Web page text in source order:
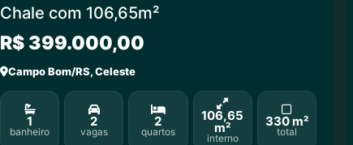
Chale com 106,65m²
R$ 399.000,00
Campo Bom/RS, Celeste
1
banheiro
2
vagas
2
quartos
106,65
m²
interno
330 m²
total